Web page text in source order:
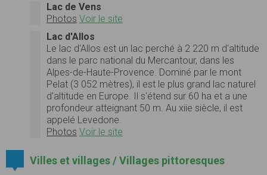
Lac de Vens
Photos Voir le site
Lac d'Allos
Le lac d'Allos est un lac perché à 2 220 m d'altitude
dans le parc national du Mercantour, dans les
Alpes-de-Haute-Provence. Dominé par le mont
Pelat (3 052 mètres), il est le plus grand lac naturel
d'altitude en Europe. Il s'étend sur 60 ha et a une
profondeur atteignant 50 m. Au xiie siècle, il est
appelé Levedone.
Photos Voir le site
Villes et villages / Villages pittoresques